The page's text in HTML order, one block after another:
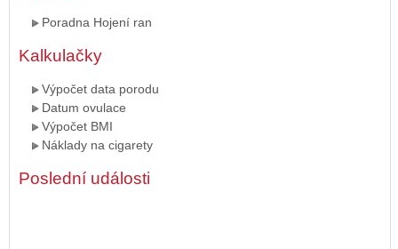
Poradna Hojení ran
Kalkulačky
Výpočet data porodu
Datum ovulace
Výpočet BMI
Náklady na cigarety
Poslední události